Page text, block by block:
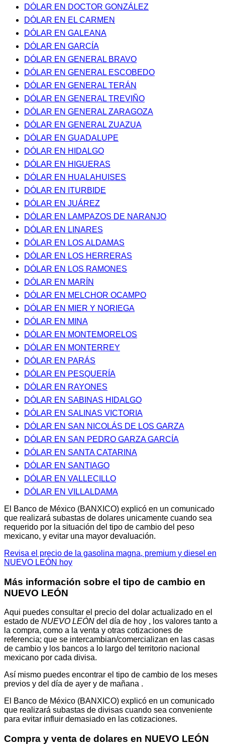
DÓLAR EN DOCTOR GONZÁLEZ
DÓLAR EN EL CARMEN
DÓLAR EN GALEANA
DÓLAR EN GARCÍA
DÓLAR EN GENERAL BRAVO
DÓLAR EN GENERAL ESCOBEDO
DÓLAR EN GENERAL TERÁN
DÓLAR EN GENERAL TREVIÑO
DÓLAR EN GENERAL ZARAGOZA
DÓLAR EN GENERAL ZUAZUA
DÓLAR EN GUADALUPE
DÓLAR EN HIDALGO
DÓLAR EN HIGUERAS
DÓLAR EN HUALAHUISES
DÓLAR EN ITURBIDE
DÓLAR EN JUÁREZ
DÓLAR EN LAMPAZOS DE NARANJO
DÓLAR EN LINARES
DÓLAR EN LOS ALDAMAS
DÓLAR EN LOS HERRERAS
DÓLAR EN LOS RAMONES
DÓLAR EN MARÍN
DÓLAR EN MELCHOR OCAMPO
DÓLAR EN MIER Y NORIEGA
DÓLAR EN MINA
DÓLAR EN MONTEMORELOS
DÓLAR EN MONTERREY
DÓLAR EN PARÁS
DÓLAR EN PESQUERÍA
DÓLAR EN RAYONES
DÓLAR EN SABINAS HIDALGO
DÓLAR EN SALINAS VICTORIA
DÓLAR EN SAN NICOLÁS DE LOS GARZA
DÓLAR EN SAN PEDRO GARZA GARCÍA
DÓLAR EN SANTA CATARINA
DÓLAR EN SANTIAGO
DÓLAR EN VALLECILLO
DÓLAR EN VILLALDAMA
El Banco de México (BANXICO) explicó en un comunicado
que realizará subastas de dolares unicamente cuando sea
requerido por la situación del tipo de cambio del peso
mexicano, y evitar una mayor devaluación.
Revisa el precio de la gasolina magna, premium y diesel en
NUEVO LEÓN hoy
Más información sobre el tipo de cambio en
NUEVO LEÓN
Aqui puedes consultar el precio del dolar actualizado en el
estado de NUEVO LEÓN del día de hoy , los valores tanto a
la compra, como a la venta y otras cotizaciones de
referencia; que se intercambian/comercializan en las casas
de cambio y los bancos a lo largo del territorio nacional
mexicano por cada divisa.
Así mismo puedes encontrar el tipo de cambio de los meses
previos y del día de ayer y de mañana .
El Banco de México (BANXICO) explicó en un comunicado
que realizará subastas de divisas cuando sea conveniente
para evitar influir demasiado en las cotizaciones.
Compra y venta de dolares en NUEVO LEÓN